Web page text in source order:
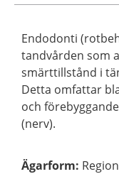
Endodonti
tandvården som
smärttillstånd i
Detta omfattar
och
(nerv).
Ägarform: Region